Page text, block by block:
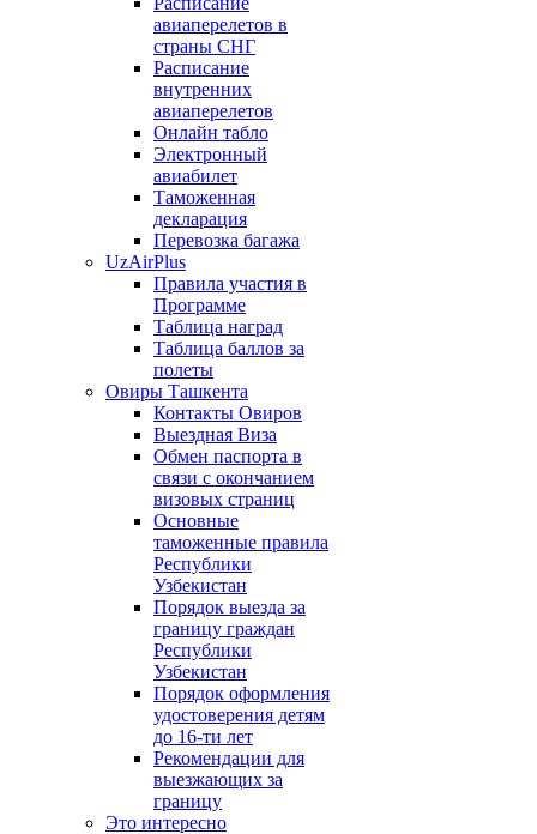
авиаперелетов в
страны СНГ
Расписание
внутренних
авиаперелетов
Онлайн табло
Электронный
авиабилет
Таможенная
декларация
Перевозка багажа
UzAirPlus
Правила участия в
Программе
Таблица наград
Таблица баллов за
полеты
Овиры Ташкента
Контакты Овиров
Выездная Виза
Обмен паспорта в
связи с окончанием
визовых страниц
Основные
таможенные правила
Республики
Узбекистан
Порядок выезда за
границу граждан
Республики
Узбекистан
Порядок оформления
удостоверения детям
до 16-ти лет
Рекомендации для
выезжающих за
границу
Это интересно